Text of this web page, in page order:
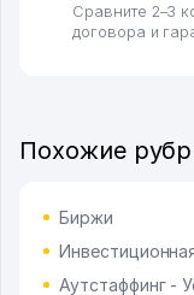
Сравните 2–3
договора и
Похожие
Биржи
Аутстаффинг -